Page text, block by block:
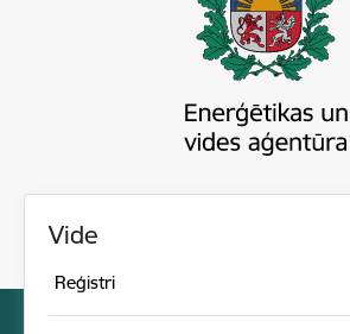
Vide
Reģistri